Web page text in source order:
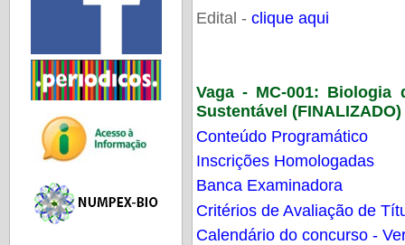
Edital - clique aqui
Vaga - MC-001: Biologia
Sustentável (FINALIZADO)
Conteúdo Programático
Inscrições Homologadas
Banca Examinadora
Critérios de Avaliação de
Calendário do concurso -